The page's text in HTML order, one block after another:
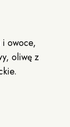
owoce,
oliwę z